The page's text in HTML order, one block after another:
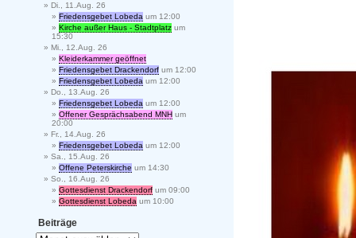
Di., 11.Aug. 26
Friedensgebet Lobeda um 12:00
Kirche außer Haus - Stadtplatz um
15:30
Mi., 12.Aug. 26
Kleiderkammer geöffnet
Friedensgebet Drackendorf um 12:00
Friedensgebet Lobeda um 12:00
Do., 13.Aug. 26
Friedensgebet Lobeda um 12:00
Offener Gesprächsabend MNH um
20:00
Fr., 14.Aug. 26
Friedensgebet Lobeda um 12:00
Sa., 15.Aug. 26
Offene Peterskirche um 14:30
So., 16.Aug. 26
Gottesdienst Drackendorf um 09:00
Gottesdienst Lobeda um 10:00
Beiträge